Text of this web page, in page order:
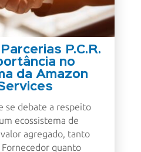
P.C.R.
no
da Amazon
se debate a respeito
ecossistema de
agregado, tanto
quanto